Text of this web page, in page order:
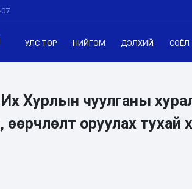
УЛС ТӨР НИЙГЭМ ДЭЛХИЙ СОЁЛ
Хурлын чуулганы
оруулах тухай